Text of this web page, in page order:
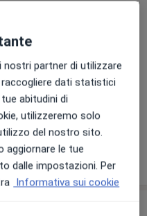
•Mappa
presso MM STUDIO
online
partner di utilizzare
dati statistici
abitudini di
utilizzeremo solo
del nostro sito.
aggiornare le tue
dalle impostazioni. Per
Informativa sui cookie